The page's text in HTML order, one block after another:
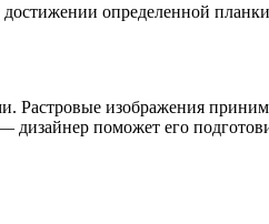
определенной
изображения
дизайнер поможет его